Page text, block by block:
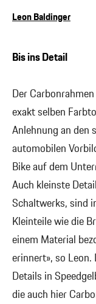
Leon Baldinger
Bis ins Detail
Der
exakt selben
Anlehnung an den
automobilen
Bike auf dem
Auch kleinste
Schaltwerks, sind
Kleinteile wie die
einem Material
erinnert», so
Details in
die auch hier